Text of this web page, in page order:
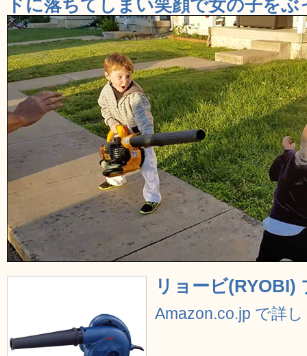
ドに落ちてしまい笑顔で女の子を
リョービ(RYOBI)
Amazon.co.jp で詳